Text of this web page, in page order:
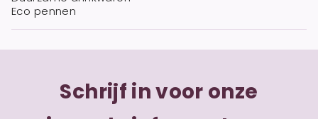
Eco pennen
Schrijf in voor onze